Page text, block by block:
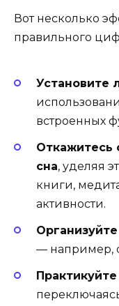
Вот несколько
правильного
Установите
встроенных
Откажитесь
сна, уделяя
книги,
активности.
— например,